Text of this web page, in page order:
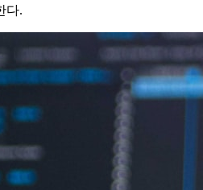
다.